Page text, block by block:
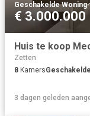
Geschakelde Woning·
€ 3.000.000
Zetten
8 Kamers
3 dagen geleden